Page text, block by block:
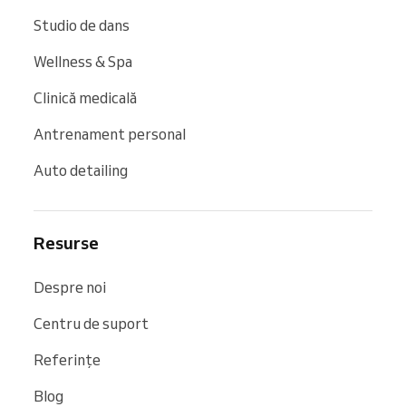
Studio de dans
Wellness & Spa
Clinică medicală
Antrenament personal
Auto detailing
Resurse
Despre noi
Centru de suport
Referințe
Blog